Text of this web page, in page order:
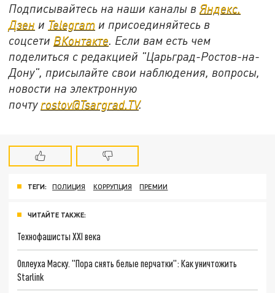
Подписывайтесь на наши каналы в Яндекс.
Дзен и Telegram и присоединяйтесь в
соцсети ВКонтакте . Если вам есть чем
поделиться с редакцией "Царьград-Ростов-на-
Дону", присылайте свои наблюдения, вопросы,
новости на электронную
почту rostov@Tsargrad.ТV.
ТЕГИ: ПОЛИЦИЯ КОРРУПЦИЯ ПРЕМИИ
ЧИТАЙТЕ ТАКЖЕ:
Технофашисты XXI века
Оплеуха Маску. "Пора снять белые перчатки": Как уничтожить
Starlink